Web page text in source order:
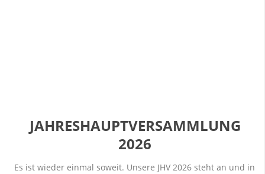
JAHRESHAUPTVERSAMMLUNG
2026
Es ist wieder einmal soweit. Unsere JHV 2026 steht an und in